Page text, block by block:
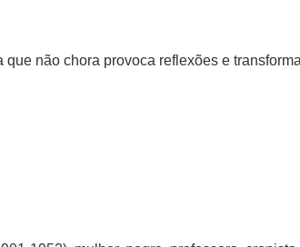
não chora provoca reflexões e